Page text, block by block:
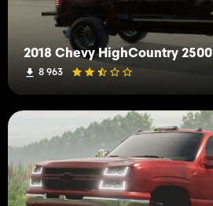
2018 Chevy HighCountry 2500
8 963